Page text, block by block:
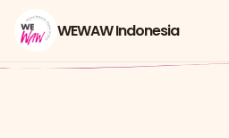
WEWAW Indonesia